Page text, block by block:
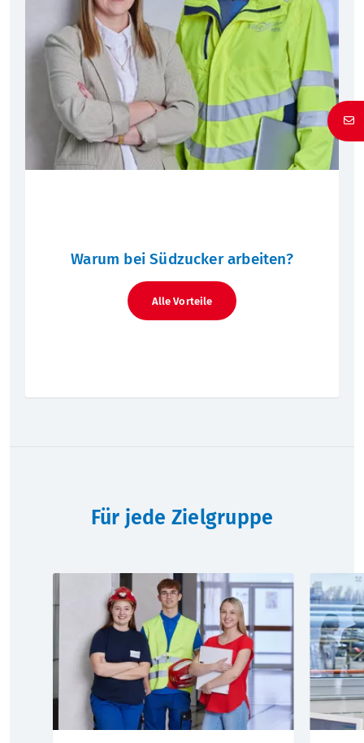
Warum bei Südzucker arbeiten?
Alle Vorteile
Für jede Zielgruppe